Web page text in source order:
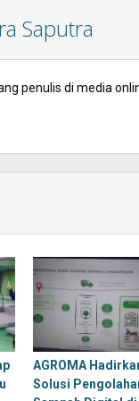
Saputra
penulis di media
AGROMA
Solusi